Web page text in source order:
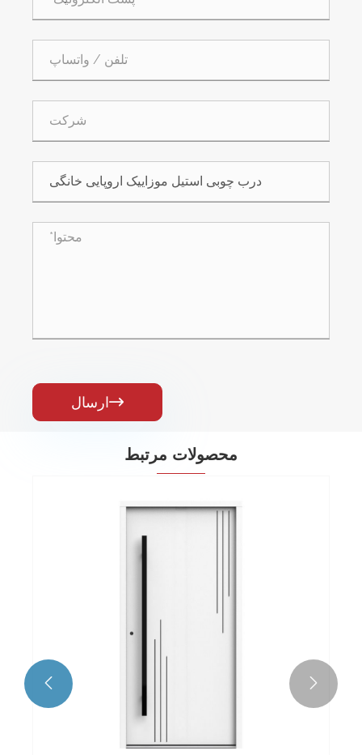
ارسال
محصولات مرتبط
 